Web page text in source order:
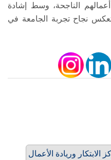
الناجحة، وسط إشادة
نجاح تجربة الجامعة في
الابتكار وريادة الأعمال